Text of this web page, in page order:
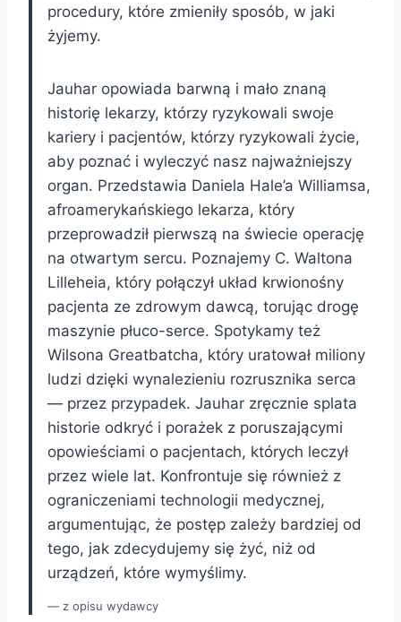
procedury, które zmieniły sposób, w jaki
żyjemy.
Jauhar opowiada barwną i mało znaną
historię lekarzy, którzy ryzykowali swoje
kariery i pacjentów, którzy ryzykowali życie,
aby poznać i wyleczyć nasz najważniejszy
organ. Przedstawia Daniela Hale’a Williamsa,
afroamerykańskiego lekarza, który
przeprowadził pierwszą na świecie operację
na otwartym sercu. Poznajemy C. Waltona
Lilleheia, który połączył układ krwionośny
pacjenta ze zdrowym dawcą, torując drogę
maszynie płuco-serce. Spotykamy też
Wilsona Greatbatcha, który uratował miliony
ludzi dzięki wynalezieniu rozrusznika serca
— przez przypadek. Jauhar zręcznie splata
historie odkryć i porażek z poruszającymi
opowieściami o pacjentach, których leczył
przez wiele lat. Konfrontuje się również z
ograniczeniami technologii medycznej,
argumentując, że postęp zależy bardziej od
tego, jak zdecydujemy się żyć, niż od
urządzeń, które wymyślimy.
z opisu wydawcy